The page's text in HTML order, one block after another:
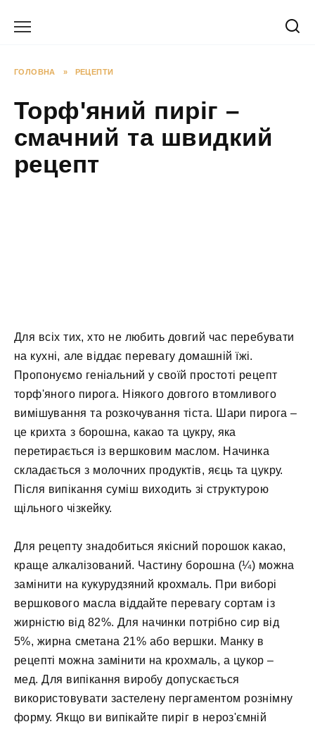
ГОЛОВНА » РЕЦЕПТИ
Торф'яний пиріг –
смачний та швидкий
рецепт
Для всіх тих, хто не любить довгий час перебувати
на кухні, але віддає перевагу домашній їжі.
Пропонуємо геніальний у своїй простоті рецепт
торф'яного пирога. Ніякого довгого втомливого
вимішування та розкочування тіста. Шари пирога –
це крихта з борошна, какао та цукру, яка
перетирається із вершковим маслом. Начинка
складається з молочних продуктів, яєць та цукру.
Після випікання суміш виходить зі структурою
щільного чізкейку.
Для рецепту знадобиться якісний порошок какао,
краще алкалізований. Частину борошна (¼) можна
замінити на кукурудзяний крохмаль. При виборі
вершкового масла віддайте перевагу сортам із
жирністю від 82%. Для начинки потрібно сир від
5%, жирна сметана 21% або вершки. Манку в
рецепті можна замінити на крохмаль, а цукор –
мед. Для випікання виробу допускається
використовувати застелену пергаментом рознімну
форму. Якщо ви випікайте пиріг в нероз'ємній